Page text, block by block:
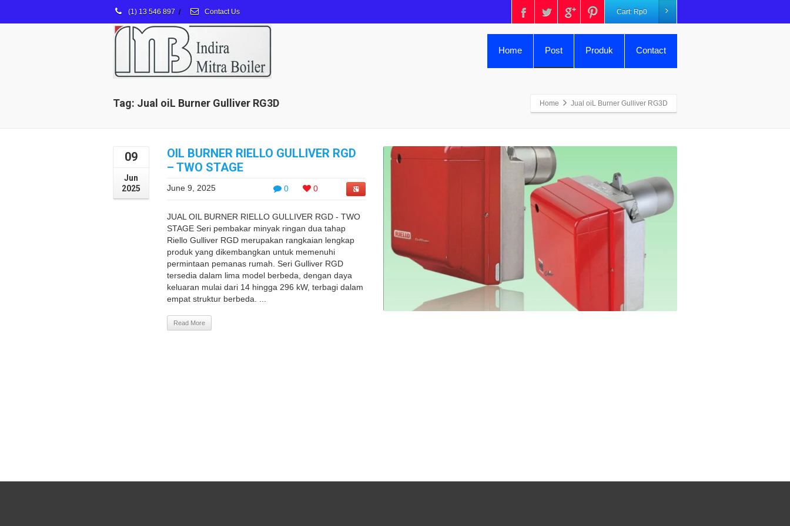
(1) 13 546 897 / Contact Us Cart: Rp0
Home Post Produk Contact
Tag: Jual oiL Burner Gulliver RG3D Home Jual oiL Burner Gulliver RG3D
09
Jun
2025
OIL BURNER RIELLO GULLIVER RGD
– TWO STAGE
0 0
June 9, 2025
JUAL OIL BURNER RIELLO GULLIVER RGD - TWO
STAGE Seri pembakar minyak ringan dua tahap
Riello Gulliver RGD merupakan rangkaian lengkap
produk yang dikembangkan untuk memenuhi
permintaan pemanas rumah. Seri Gulliver RGD
tersedia dalam lima model berbeda, dengan daya
keluaran mulai dari 14 hingga 296 kW, terbagi dalam
empat struktur berbeda. ...
Read More